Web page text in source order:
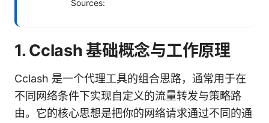
Sources:
1. Cclash 基础概念与工作原理
Cclash 是一个代理工具的组合思路，通常用于在
不同网络条件下实现自定义的流量转发与策略路
由。它的核心思想是把你的网络请求通过不同的通